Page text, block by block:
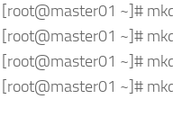
[root@master01 ~]#
[root@master01 ~]#
[root@master01 ~]#
[root@master01 ~]#